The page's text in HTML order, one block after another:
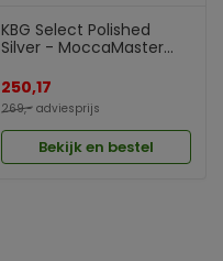
KBG Select Polished
Silver - MoccaMaster...
250,17
269,-adviesprijs
Bekijk en bestel